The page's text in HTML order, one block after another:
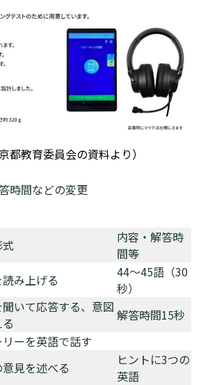
教育委員会の資料より）
時間などの変更
内容・解答時
間等
み上げる
44～45語（30
秒）
いて応答する、意図 解答時間15秒
リーを英語で話す
見を述べる
ヒントに3つの
英語